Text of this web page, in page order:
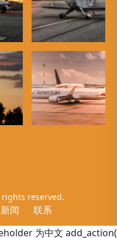
reserved.
新闻
联系
为中文 add_action(